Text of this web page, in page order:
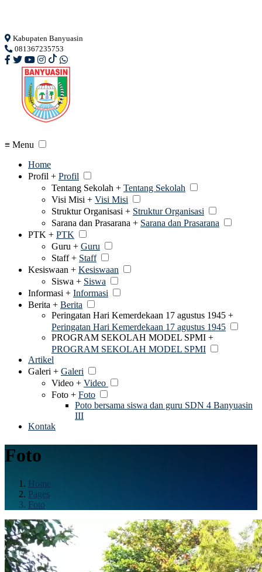
Kabupaten Banyuasin
081367235753
≡ Menu
Home
Profil + Profil
Tentang Sekolah + Tentang Sekolah
Visi Misi + Visi Misi
Struktur Organisasi + Struktur Organisasi
Sarana dan Prasarana + Sarana dan Prasarana
PTK + PTK
Guru + Guru
Staff + Staff
Kesiswaan + Kesiswaan
Siswa + Siswa
Informasi + Informasi
Berita + Berita
Peringatan Hari Kemerdekaan 17 agustus 1945 +
Peringatan Hari Kemerdekaan 17 agustus 1945
PROGRAM SEKOLAH MODEL SPMI +
PROGRAM SEKOLAH MODEL SPMI
Artikel
Galeri + Galeri
Video + Video
Foto + Foto
Poto bersama siswa dan guru SDN 4 Banyuasin
III
Kontak
Foto
Home
Pages
Foto